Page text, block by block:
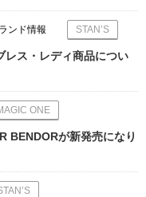
ンド情報 STAN’S
レス・レディ商品につい
ONE
BENDORが新発売になり